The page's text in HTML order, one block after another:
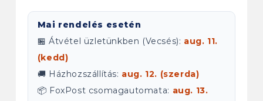
Mai rendelés esetén
🏪 Átvétel üzletünkben (Vecsés): aug. 11.
(kedd)
🚚 Házhozszállítás: aug. 12. (szerda)
📦 FoxPost csomagautomata: aug. 13.